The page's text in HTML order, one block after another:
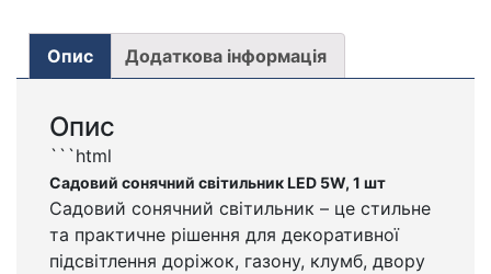
Опис Додаткова інформація
Опис
```html
Садовий сонячний світильник LED 5W, 1 шт
Садовий сонячний світильник – це стильне
та практичне рішення для декоративної
підсвітлення доріжок, газону, клумб, двору